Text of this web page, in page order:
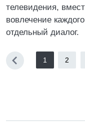
телевидения,
вовлечение
отдельный диалог.
1 2